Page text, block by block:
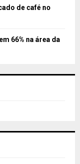
de café no
66% na área da